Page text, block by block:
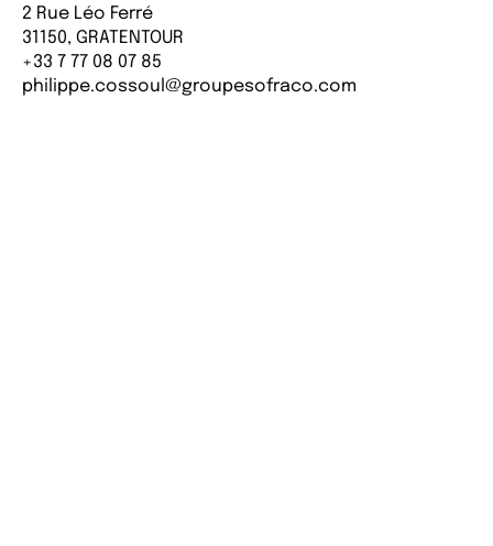
2 Rue Léo Ferré
31150, GRATENTOUR
+33 7 77 08 07 85
philippe.cossoul@groupesofraco.com